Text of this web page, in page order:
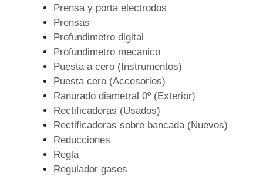
Prensa y porta electrodos
Prensas
Profundimetro digital
Profundimetro mecanico
Puesta a cero (Instrumentos)
Puesta cero (Accesorios)
Ranurado diametral 0º (Exterior)
Rectificadoras (Usados)
Rectificadoras sobre bancada (Nuevos)
Reducciones
Regla
Regulador gases